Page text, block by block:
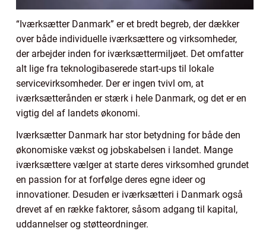
“Iværksætter Danmark” er et bredt begreb, der dækker
over både individuelle iværksættere og virksomheder,
der arbejder inden for iværksættermiljøet. Det omfatter
alt lige fra teknologibaserede start-ups til lokale
servicevirksomheder. Der er ingen tvivl om, at
iværksætterånden er stærk i hele Danmark, og det er en
vigtig del af landets økonomi.
Iværksætter Danmark har stor betydning for både den
økonomiske vækst og jobskabelsen i landet. Mange
iværksættere vælger at starte deres virksomhed grundet
en passion for at forfølge deres egne ideer og
innovationer. Desuden er iværksætteri i Danmark også
drevet af en række faktorer, såsom adgang til kapital,
uddannelser og støtteordninger.